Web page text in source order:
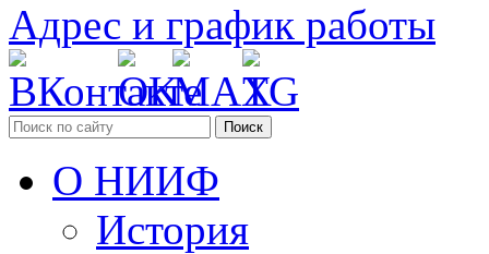
Адрес и график работы
Поиск
О НИИФ
История